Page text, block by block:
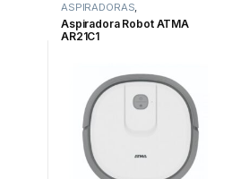
ASPIRADORAS,
ELECTRODOMESTICOS ,
LIMPIEZA y ROPA
Aspiradora Robot ATMA
AR21C1